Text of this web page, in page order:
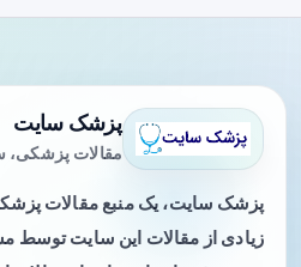
پزشک سایت
مقالات
پزشک سایت، یک منبع مقالات
زیادی از مقالات این سایت توسط